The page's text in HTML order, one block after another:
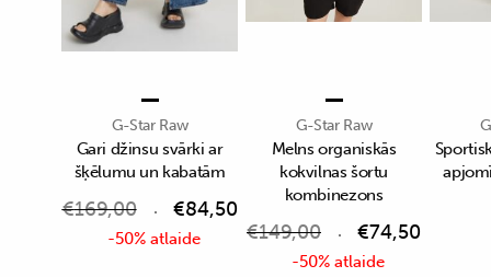
G-Star Raw
Gari džinsu svārki ar
šķēlumu un kabatām
€169,00 €84,50
-50% atlaide
G-Star Raw
Melns organiskās
kokvilnas šortu
kombinezons
€149,00 €74,50
-50% atlaide